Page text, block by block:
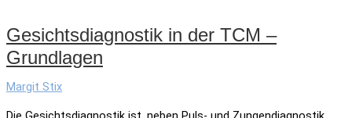
Gesichtsdiagnostik in der TCM –
Grundlagen
Margit Stix